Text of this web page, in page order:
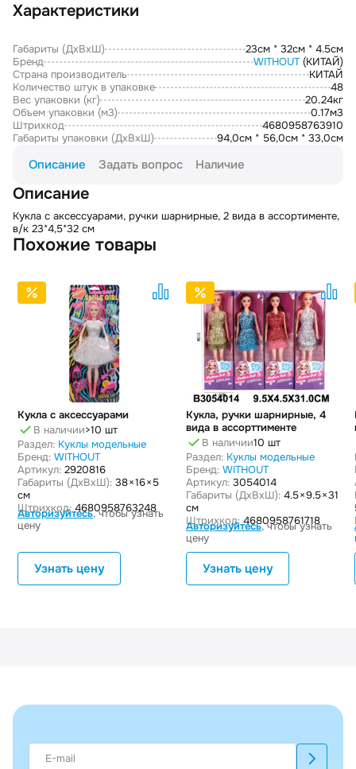
Характеристики
Габариты (ДxВxШ)
23см * 32см * 4.5см
Бренд
WITHOUT(КИТАЙ)
Страна производитель
КИТАЙ
Количество штук в упаковке
48
Вес упаковки (кг)
20.24кг
Объем упаковки (м3)
0.17м3
Штрихкод
4680958763910
Габариты упаковки (ДxВxШ)
94,0см * 56,0см * 33,0см
Описание Задать вопрос Наличие
Описание
Кукла с аксессуарами, ручки шарнирные, 2 вида в ассортименте,
в/к 23*4,5*32 см
Похожие товары
Кукла с аксессуарами
В наличии>10 шт
Раздел: Куклы модельные
Бренд: WITHOUT
Артикул: 2920816
Габариты (ДxВxШ): 38 × 16 × 5
см
Штрихкод: 4680958763248
Авторизуйтесь, чтобы узнать
цену
Узнать цену
Кукла, ручки шарнирные, 4
вида в ассорттименте
В наличии10 шт
Раздел: Куклы модельные
Бренд: WITHOUT
Артикул: 3054014
Габариты (ДxВxШ): 4.5 × 9.5 × 31
см
Штрихкод: 4680958761718
Авторизуйтесь, чтобы узнать
цену
Узнать цену